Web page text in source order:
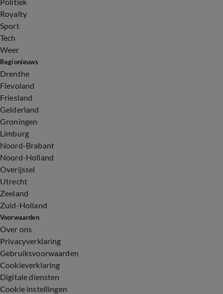
Royalty
Sport
Tech
Weer
Regionieuws
Drenthe
Flevoland
Friesland
Gelderland
Groningen
Limburg
Noord-Brabant
Noord-Holland
Overijssel
Utrecht
Zeeland
Zuid-Holland
Voorwaarden
Over ons
Privacyverklaring
Gebruiksvoorwaarden
Cookieverklaring
Digitale diensten
Cookie instellingen